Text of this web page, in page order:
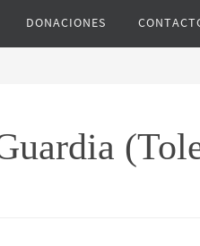
DONACIONES